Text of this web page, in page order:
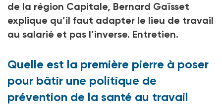
de la région Capitale, Bernard Gaïsset
explique qu’il faut adapter le lieu de travail
au salarié et pas l’inverse. Entretien.
Quelle est la première pierre à poser
pour bâtir une politique de
prévention de la santé au travail